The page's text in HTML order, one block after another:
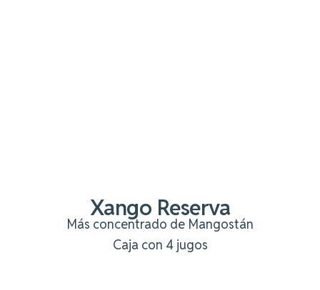
Xango Reserva
Más concentrado de Mangostán
Caja con 4 jugos